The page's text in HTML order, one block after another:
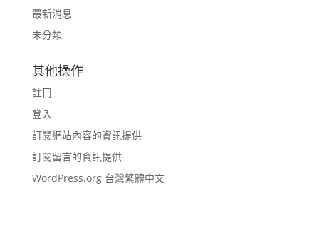
最新消息
未分類
其他操作
註冊
登入
訂閱網站內容的資訊提供
訂閱留言的資訊提供
WordPress.org 台灣繁體中文